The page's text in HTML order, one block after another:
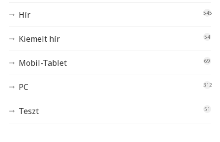
Hír 545
Kiemelt hír 54
Mobil-Tablet 69
PC 312
Teszt 51